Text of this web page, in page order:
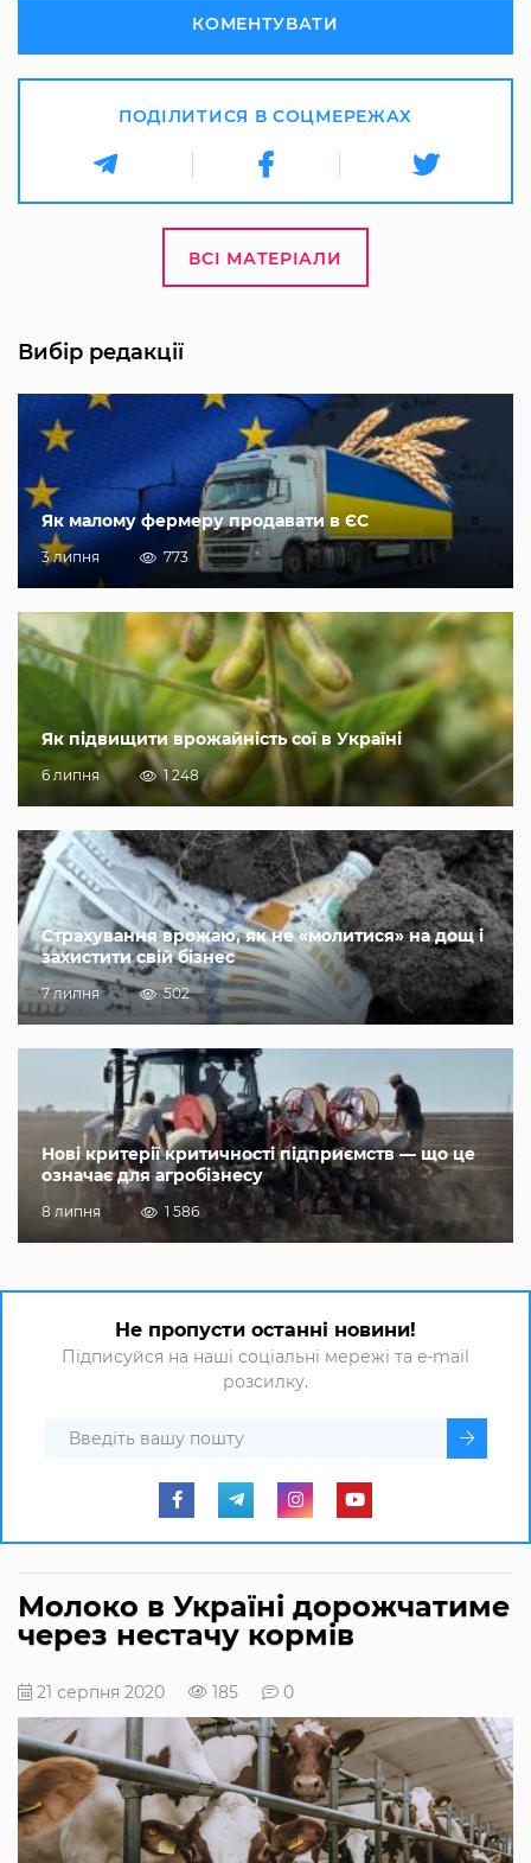
КОМЕНТУВАТИ
ПОДІЛИТИСЯ В СОЦМЕРЕЖАХ
ВСІ МАТЕРІАЛИ
Вибір редакції
Як малому фермеру продавати в ЄС
3 липня 773
Як підвищити врожайність сої в Україні
6 липня 1 248
Страхування врожаю, як не «молитися» на дощ і
захистити свій бізнес
7 липня 502
Нові критерії критичності підприємств — що це
означає для агробізнесу
8 липня 1 586
Не пропусти останні новини!
Підписуйся на наші соціальні мережі та e-mail
розсилку.
Молоко в Україні дорожчатиме
через нестачу кормів
21 серпня 2020 185 0